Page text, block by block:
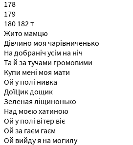
178
179
180 182 т
Жито мамцю
Дівчино моя чарівниченько
На добраніч усім на ніч
Та й за тучами громовими
Купи мені моя мати
Ой у полі нивка
ДоїЦик дощик
Зеленая ліщинонько
Над моєю хатиною
Ой у полі вітер віє
Ой за гаєм гаєм
Ой вийду я на могилу